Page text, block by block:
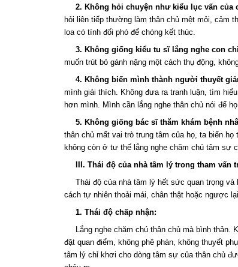
2. Không hỏi chuyện như kiểu lục vấn của
hỏi liên tiếp thường làm thân chủ mệt mỏi, cảm
loa có tính đối phó để chóng kết thúc.
3. Không giống kiểu tu sĩ lắng nghe con
muốn trút bỏ gánh nặng một cách thụ động,
4. Không biến mình thành người thuyết
mình giải thích. Không đưa ra tranh luận, tìm
hơn mình. Mình cần lắng nghe thân chủ nói để
5. Không giống bác sĩ thăm khám bệnh
thân chủ mất vai trò trung tâm của họ, ta biến
không còn ở tư thế lắng nghe chăm chú tâm sự
III. Thái độ của nhà tâm lý trong tham vấn
Thái độ của nhà tâm lý hết sức quan trọng
cách tự nhiên thoải mái, chân thật hoặc ngược
1. Thái độ chấp nhận:
Lắng nghe chăm chú thân chủ mà bình
đặt quan điểm, không phê phán, không thuyết
tâm lý chỉ khơi cho dòng tâm sự của thân chủ